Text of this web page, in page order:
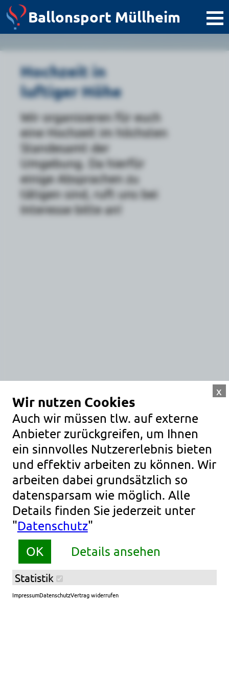
Hochzeit in
luftiger Höhe
Wir organisieren für euch
eine Hochzeit im höchsten
Standesamt der
Umgebung. Da hierfür
einige Absprachen zu
tätigen sind, ruft uns bei
Interesse bitte an!
[ hochzeit ] mehr erfahren
Einlösbar an all unseren Startplätzen
Es ist ein Mindestalter von 5 Jahren
notwendig. ✱ Es ist eine Körpergröße von
mindestens 110cm notwendig.
Fahrtgruppe benötigt eine
Aufsichtsperson von mind. 15 Jahren.
Die Fahrtberechtigung ist ab Jahresende
3 Jahre gültig
Ballonsport Müllheim
Wir nutzen Cookies
Auch wir müssen tlw. auf externe
Anbieter zurückgreifen, um Ihnen
ein sinnvolles Nutzererlebnis bieten
und effektiv arbeiten zu können. Wir
arbeiten dabei grundsätzlich so
datensparsam wie möglich. Alle
Details finden Sie jederzeit unter
"Datenschutz"
OK
Details ansehen
x
Statistik
ImpressumDatenschutzVertrag widerrufen